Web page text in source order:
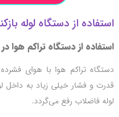
استفاده از دستگاه لوله
استفاده از دستگاه تراکم هوا در
دستگاه تراکم هوا با هوای
قدرت و فشار خیلی زیاد به داخل
لوله فاضلاب رفع می‌گردد.